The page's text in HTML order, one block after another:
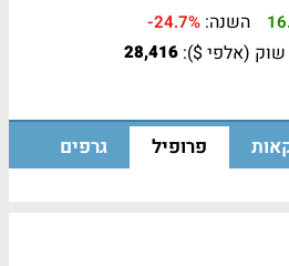
השנה: -24.7%
שוק (אלפי $): 28,416
פרופיל גרפים